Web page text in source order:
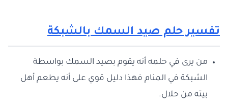
تفسير حلم صيد السمك بالشبكة
من يرى في حلمه أنه يقوم بصيد السمك بواسطة
الشبكة في المنام فهذا دليل قوي على أنه يطعم أهل
بيته من حلال.